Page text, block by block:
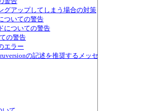
グアップしてしまう場合の対策
ついての警告
についての警告
の警告
エラー
の記述を推奨するメッセージ